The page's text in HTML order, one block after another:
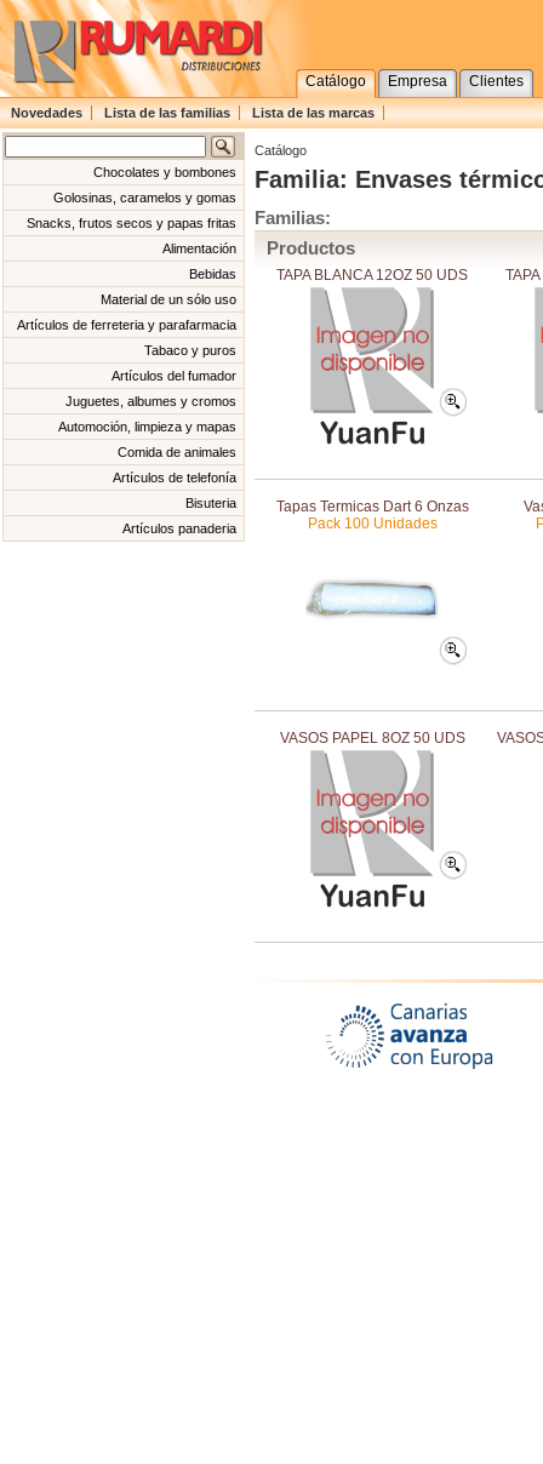
Catálogo Empresa Clientes
Novedades Lista de las familias Lista de las marcas
Catálogo
Familia: Envases
Familias:
Productos
TAPA BLANCA 12OZ 50 UDS
Tapas Termicas Dart 6 Onzas
Pack 100 Unidades
VASOS PAPEL 8OZ 50 UDS
Chocolates y bombones
Golosinas, caramelos y gomas
Snacks, frutos secos y papas fritas
Alimentación
Bebidas
Material de un sólo uso
Artículos de ferreteria y parafarmacia
Tabaco y puros
Artículos del fumador
Juguetes, albumes y cromos
Automoción, limpieza y mapas
Comida de animales
Artículos de telefonía
Bisuteria
Artículos panaderia